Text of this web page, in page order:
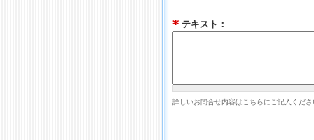
テキスト：
*
詳しいお問合せ内容はこちらにご記入くださ